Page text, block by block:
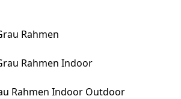
Rahmen Indoor Outdoor